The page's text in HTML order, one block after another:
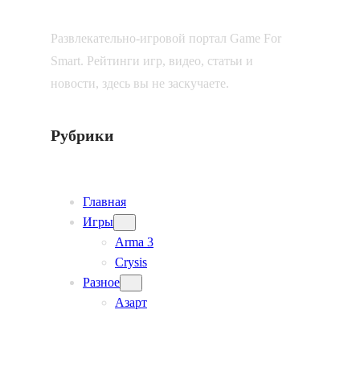
Развлекательно-игровой портал Game For
Smart. Рейтинги игр, видео, статьи и
новости, здесь вы не заскучаете.
Рубрики
Главная
Игры
Arma 3
Crysis
Разное
Азарт